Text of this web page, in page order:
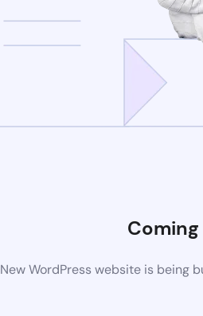
Coming
New WordPress website is being